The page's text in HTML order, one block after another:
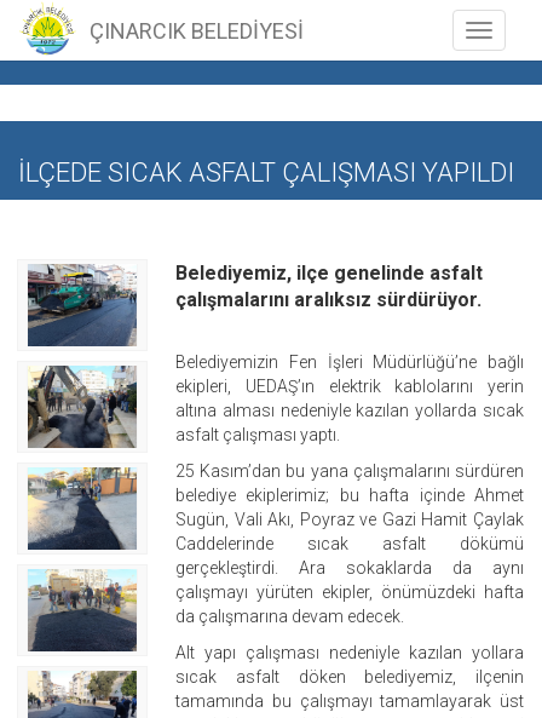
Toggle
ÇINARCIK BELEDİYESİ
İLÇEDE SICAK ASFALT ÇALIŞMASI YAPILDI
Belediyemiz, ilçe genelinde asfalt
çalışmalarını aralıksız sürdürüyor.
Belediyemizin Fen İşleri Müdürlüğü’ne bağlı
ekipleri, UEDAŞ’ın elektrik kablolarını yerin
altına alması nedeniyle kazılan yollarda sıcak
asfalt çalışması yaptı.
25 Kasım’dan bu yana çalışmalarını sürdüren
belediye ekiplerimiz; bu hafta içinde Ahmet
Sugün, Vali Akı, Poyraz ve Gazi Hamit Çaylak
Caddelerinde sıcak asfalt dökümü
gerçekleştirdi. Ara sokaklarda da aynı
çalışmayı yürüten ekipler, önümüzdeki hafta
da çalışmarına devam edecek.
Alt yapı çalışması nedeniyle kazılan yollara
sıcak asfalt döken belediyemiz, ilçenin
tamamında bu çalışmayı tamamlayarak üst